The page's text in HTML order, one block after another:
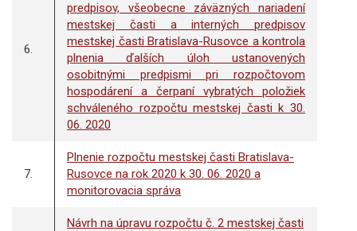
6.
predpisov, všeobecne záväzných nariadení
mestskej časti a interných predpisov
mestskej časti Bratislava-Rusovce a kontrola
plnenia ďalších úloh ustanovených
osobitnými predpismi pri rozpočtovom
hospodárení a čerpaní vybratých položiek
schváleného rozpočtu mestskej časti k 30.
06. 2020
7.
Plnenie rozpočtu mestskej časti Bratislava-
Rusovce na rok 2020 k 30. 06. 2020 a
monitorovacia správa
Návrh na úpravu rozpočtu č. 2 mestskej časti